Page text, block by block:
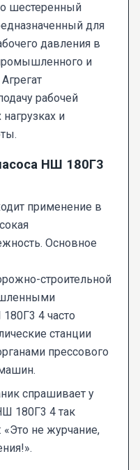
шестеренный
для
давления в
и
рабочей
и
НШ 180Г3
применение в
Основное
строительной
4 часто
станции
прессового
спрашивает у
180Г3 4 так
не журчание,